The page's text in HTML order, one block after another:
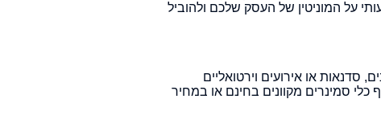
על המוניטין של העסק שלכם ולהוביל
סדנאות או אירועים וירטואליים
סמינרים מקוונים בחינם או במחיר